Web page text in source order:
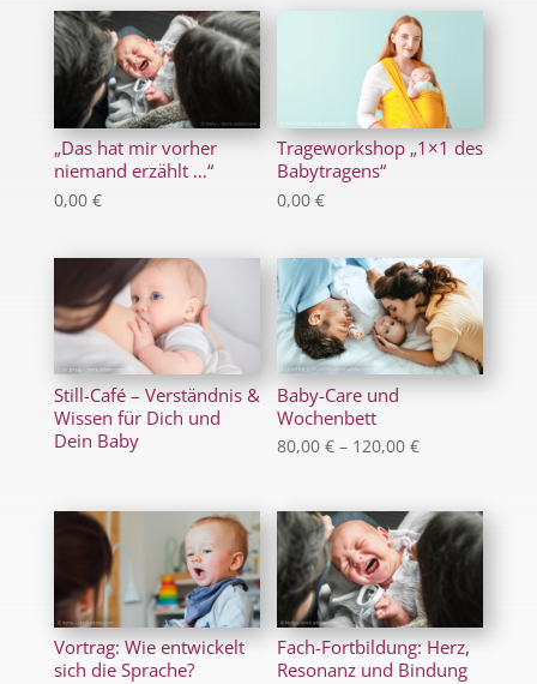
„Das hat mir vorher
niemand erzählt …“
0,00 €
Trageworkshop „1×1 des
Babytragens“
0,00€
Still-Café – Verständnis &
Wissen für Dich und
Dein Baby
Baby-Care und
Wochenbett
80,00€ – 120,00€Preisspanne:
Vortrag: Wie entwickelt
sich die Sprache?
Fach-Fortbildung: Herz,
Resonanz und Bindung